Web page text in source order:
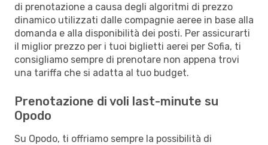
di prenotazione a causa degli algoritmi di prezzo
dinamico utilizzati dalle compagnie aeree in base alla
domanda e alla disponibilità dei posti. Per assicurarti
il miglior prezzo per i tuoi biglietti aerei per Sofia, ti
consigliamo sempre di prenotare non appena trovi
una tariffa che si adatta al tuo budget.
Prenotazione di voli last-minute su
Opodo
Su Opodo, ti offriamo sempre la possibilità di